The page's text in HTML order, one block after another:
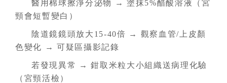
醫用棉球擦淨分泌物 → 塗抹5%醋酸溶液（宮
頸會短暫變白）
陰道鏡鏡頭放大15-40倍 → 觀察血管/上皮顏
色變化 → 可疑區攝影記錄
若發現異常 → 鉗取米粒大小組織送病理化驗
（宮頸活檢）